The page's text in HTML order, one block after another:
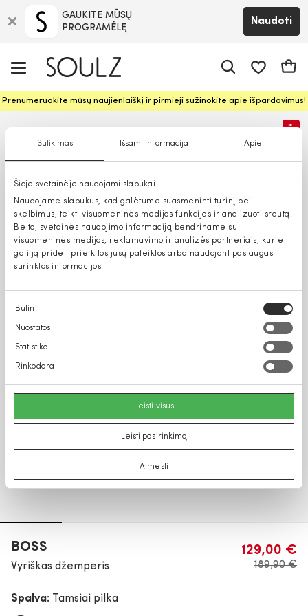
Sutikimas Išsami informacija Apie
Šioje svetainėje naudojami slapukai
Naudojame slapukus, kad galėtume suasmeninti turinį bei
skelbimus, teikti visuomeninės medijos funkcijas ir analizuoti srautą.
Be to, svetainės naudojimo informaciją bendriname su
visuomeninės medijos, reklamavimo ir analizės partneriais, kurie
gali ją pridėti prie kitos jūsų pateiktos arba naudojant paslaugas
surinktos informacijos.
Sutikimo
pasirinkimas
Būtini
Nuostatos
Statistika
Rinkodara
Leisti visus
Leisti pasirinkimą
Atmesti
GAUKITE MŪSŲ
PROGRAMĖLĘ
Naudoti
Prenumeruokite mūsų naujienlaiškį ir pirmieji sužinokite apie išpardavimus!
%
BOSS
Vyriškas džemperis
129,00 €
189,90 €
Spalva: Tamsiai pilka